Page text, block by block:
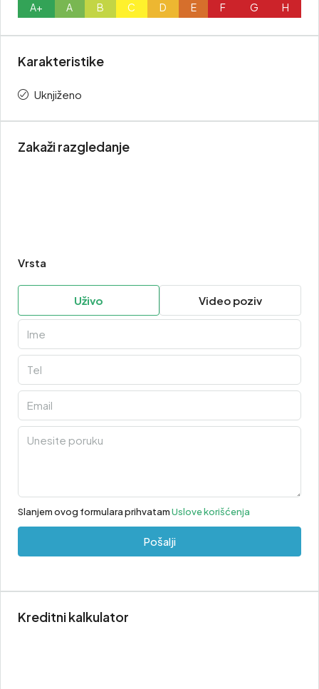
A+ A B C D E F G H
Karakteristike
Uknjiženo
Zakaži razgledanje
Vrsta
Uživo Video poziv
Slanjem ovog formulara prihvatamUslove korišćenja
Pošalji
Kreditni kalkulator